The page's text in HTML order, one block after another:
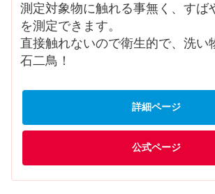
測定対象物に触れる事無く、すば
を測定できます。
直接触れないので衛生的で、洗い
石二鳥！
詳細ページ
公式ページ